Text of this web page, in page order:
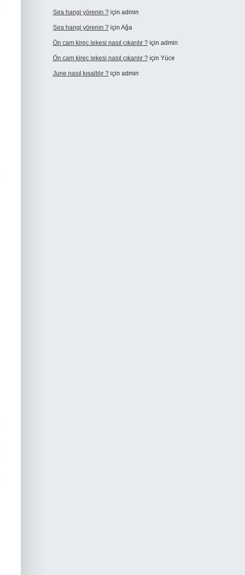
Şıra hangi yörenin ?için admin
Şıra hangi yörenin ?için Ağa
Ön cam kireç lekesi nasıl çıkarılır ?için admin
Ön cam kireç lekesi nasıl çıkarılır ?için Yüce
June nasıl kısaltılır ?için admin